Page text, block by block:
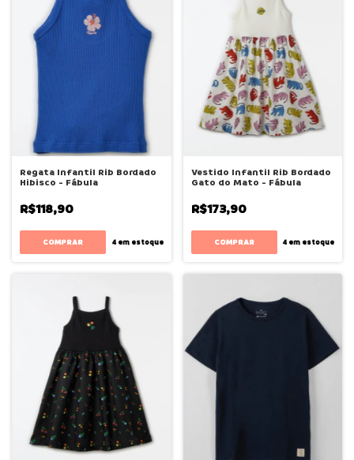
Regata Infantil Rib Bordado
Hibisco - Fábula
R$118,90
COMPRAR 4em estoque
Vestido Infantil Rib Bordado
Gato do Mato - Fábula
R$173,90
COMPRAR 4 em estoque